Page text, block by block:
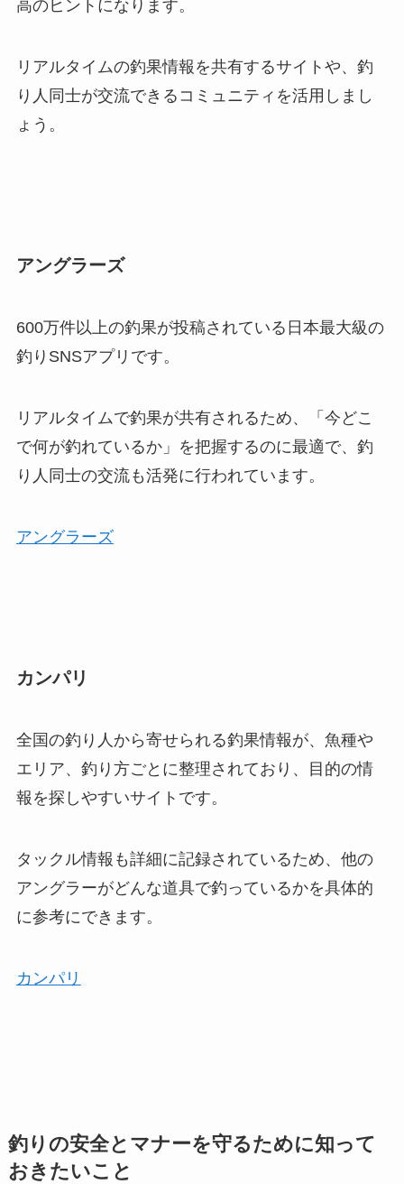
高のヒントになります。
リアルタイムの釣果情報を共有するサイトや、釣
り人同士が交流できるコミュニティを活用しまし
ょう。
アングラーズ
600万件以上の釣果が投稿されている日本最大級の
釣りSNSアプリです。
リアルタイムで釣果が共有されるため、「今どこ
で何が釣れているか」を把握するのに最適で、釣
り人同士の交流も活発に行われています。
アングラーズ
カンパリ
全国の釣り人から寄せられる釣果情報が、魚種や
エリア、釣り方ごとに整理されており、目的の情
報を探しやすいサイトです。
タックル情報も詳細に記録されているため、他の
アングラーがどんな道具で釣っているかを具体的
に参考にできます。
カンパリ
釣りの安全とマナーを守るために知って
おきたいこと